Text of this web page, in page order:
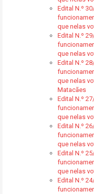
Edital N.º
que nelas
Edital N.º
que nelas
Edital N.º
que nelas
Matacães
Edital N.º
que nelas
Edital N.º
que nelas
Edital N.º
que nelas
Edital N.º